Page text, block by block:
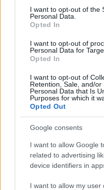
consent section.
I want to opt-out of the
Personal Data.
Opted In
I want to opt-out of
Personal Data for
Opted In
I want to opt-out of
Retention, Sale, and/or
Personal Data that Is
Purposes for which it
Opted Out
Google consents
I want to allow Google
related to advertising
device identifiers in
I want to allow my user
ΣΑΒ
3 bf
09/08
3 bf
ΔΕΥ
10/08 Βροχή
11/08
20°/
3 bf